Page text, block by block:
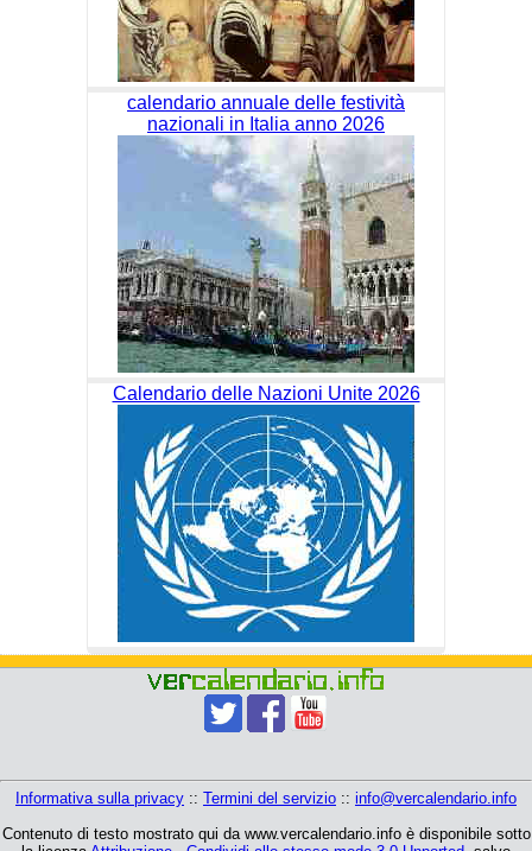
calendario annuale delle festività
nazionali in Italia anno 2026
Calendario delle Nazioni Unite 2026
Informativa sulla privacy :: Termini del servizio :: info@vercalendario.info
Contenuto di testo mostrato qui da www.vercalendario.info è disponibile sotto